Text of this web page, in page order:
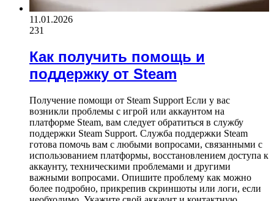
11.01.2026
231
Как получить помощь и
поддержку от Steam
Получение помощи от Steam Support Если у вас
возникли проблемы с игрой или аккаунтом на
платформе Steam, вам следует обратиться в службу
поддержки Steam Support. Служба поддержки Steam
готова помочь вам с любыми вопросами, связанными с
использованием платформы, восстановлением доступа к
аккаунту, техническими проблемами и другими
важными вопросами. Опишите проблему как можно
более подробно, прикрепив скриншоты или логи, если